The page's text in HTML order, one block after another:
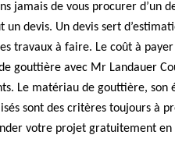
jamais de vous procurer d’un
un devis. Un devis sert
travaux à faire. Le coût à
gouttière avec Mr Landauer
Le matériau de gouttière, son
sont des critères toujours à
votre projet gratuitement